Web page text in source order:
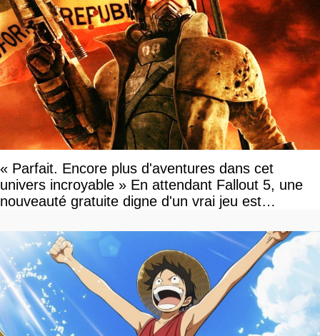
« Parfait. Encore plus d'aventures dans cet
univers incroyable » En attendant Fallout 5, une
nouveauté gratuite digne d'un vrai jeu est